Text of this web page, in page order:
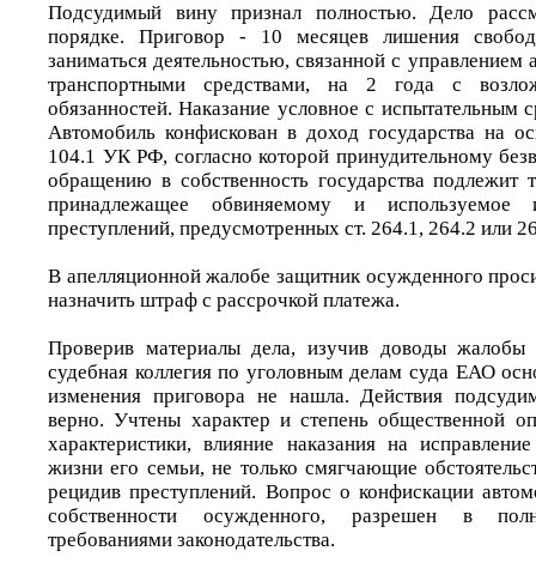
Подсудимый вину признал полностью. Дело
порядке. Приговор - 10 месяцев лишения
заниматься деятельностью, связанной с
транспортными средствами, на 2 года с
обязанностей. Наказание условное с испытательным
Автомобиль конфискован в доход государства на
104.1 УК РФ, согласно которой принудительному
обращению в собственность государства подлежит
принадлежащее обвиняемому и
преступлений, предусмотренных ст. 264.1, 264.2 или
В апелляционной жалобе защитник осужденного
назначить штраф с рассрочкой платежа.
Проверив материалы дела, изучив доводы
судебная коллегия по уголовным делам суда ЕАО
изменения приговора не нашла. Действия
верно. Учтены характер и степень общественной
характеристики, влияние наказания на
жизни его семьи, не только смягчающие
рецидив преступлений. Вопрос о конфискации
собственности осужденного, разрешен в
требованиями законодательства.